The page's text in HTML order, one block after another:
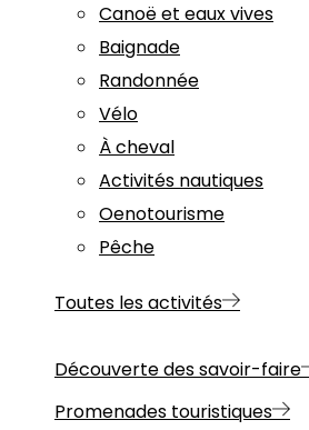
Canoë et eaux vives
Baignade
Randonnée
Vélo
À cheval
Activités nautiques
Oenotourisme
Pêche
Toutes les activités
Découverte des savoir-faire
Promenades touristiques